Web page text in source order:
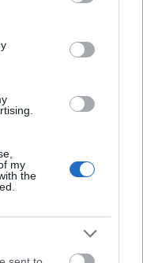
third-party tags to
in below Google
my
the